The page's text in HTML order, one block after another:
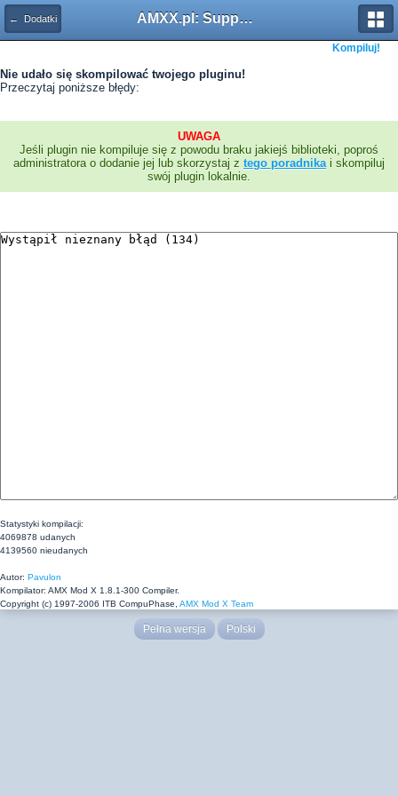
← Dodatki AMXX.pl: Support AMX Mod X i SourceMod
Kompiluj!
Nie udało się skompilować twojego pluginu!
Przeczytaj poniższe błędy:
UWAGA
Jeśli plugin nie kompiluje się z powodu braku jakiejś biblioteki, poproś
administratora o dodanie jej lub skorzystaj z tego poradnikai skompiluj
swój plugin lokalnie.
Statystyki kompilacji:
4069878 udanych
4139560 nieudanych
Autor: Pavulon
Kompilator: AMX Mod X 1.8.1-300 Compiler.
Copyright (c) 1997-2006 ITB CompuPhase, AMX Mod X Team
Pełna wersja Polski